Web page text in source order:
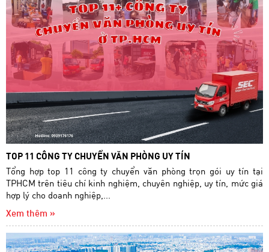
TOP 11 CÔNG TY CHUYỂN VĂN PHÒNG UY TÍN
Tổng hợp top 11 công ty chuyển văn phòng trọn gói uy tín tại
TPHCM trên tiêu chí kinh nghiệm, chuyên nghiệp, uy tín, mức giá
hợp lý cho doanh nghiệp,...
Xem thêm »